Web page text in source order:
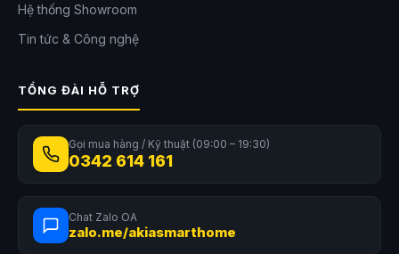
bị xóa nhầm hoặc hỏng file, giúp bạn an tâm hơn trong quá trình sử
Hệ thống Showroom
Tin tức & Công nghệ
TỔNG ĐÀI HỖ TRỢ
Gọi mua hàng / Kỹ thuật (09:00 – 19:30)
0342 614 161
Chat Zalo OA
zalo.me/akiasmarthome